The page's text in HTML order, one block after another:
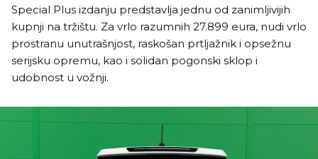
Special Plus izdanju predstavlja jednu od zanimljivijih
kupnji na tržištu. Za vrlo razumnih 27.899 eura, nudi vrlo
prostranu unutrašnjost, raskošan prtljažnik i opsežnu
serijsku opremu, kao i solidan pogonski sklop i
udobnost u vožnji.